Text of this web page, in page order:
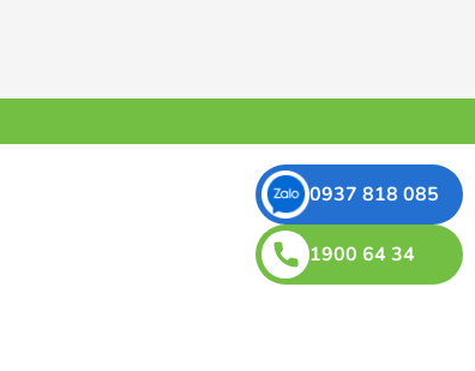
0937 818 085
1900 64 34